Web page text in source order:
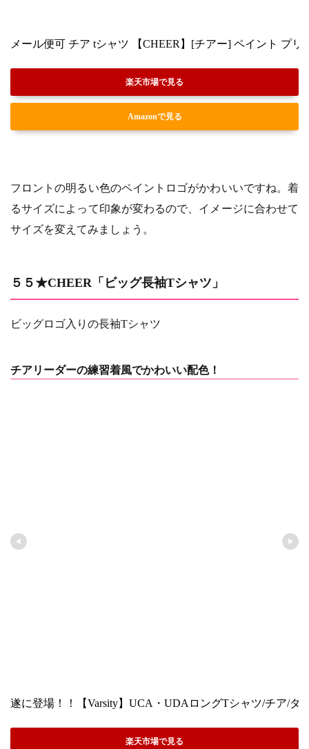
メール便可 チア tシャツ 【CHEER】[チアー] ペイント プ
楽天市場で見る
Amazonで見る
フロントの明るい色のペイントロゴがかわいいですね。着
るサイズによって印象が変わるので、イメージに合わせて
サイズを変えてみましょう。
５５★CHEER「ビッグ長袖Tシャツ」
ビッグロゴ入りの長袖Tシャツ
チアリーダーの練習着風でかわいい配色！
遂に登場！！【Varsity】UCA・UDAロングTシャツ/チア/ダ
楽天市場で見る